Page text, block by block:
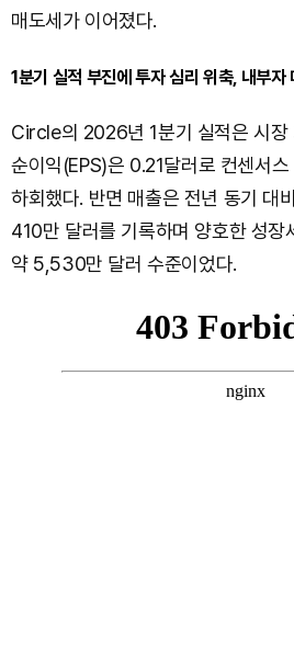
매도세가 이어졌다.
1분기 실적 부진에 투자 심리 위축, 내부자
Circle의 2026년 1분기 실적은 시장
순이익(EPS)은 0.21달러로 컨센서
하회했다. 반면 매출은 전년 동기 대
410만 달러를 기록하며 양호한 성장
약 5,530만 달러 수준이었다.